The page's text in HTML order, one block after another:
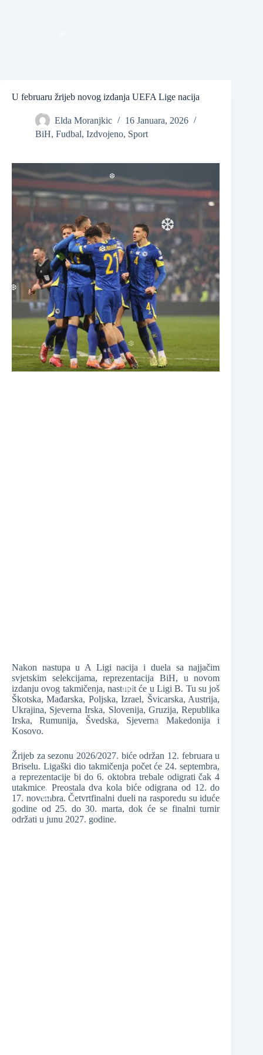
U februaru žrijeb novog izdanja UEFA Lige nacija
Elda Moranjkic
16 Januara, 2026
BiH, Fudbal, Izdvojeno, Sport
Nakon nastupa u A Ligi nacija i duela sa najjačim
svjetskim selekcijama, reprezentacija BiH, u novom
izdanju ovog takmičenja, nastupit će u Ligi B. Tu su još
Škotska, Mađarska, Poljska, Izrael, Švicarska, Austrija,
Ukrajina, Sjeverna Irska, Slovenija, Gruzija, Republika
Irska, Rumunija, Švedska, Sjeverna Makedonija i
Kosovo.
Žrijeb za sezonu 2026/2027. biće održan 12. februara u
Briselu. Ligaški dio takmičenja počet će 24. septembra,
a reprezentacije bi do 6. oktobra trebale odigrati čak 4
utakmice. Preostala dva kola biće odigrana od 12. do
17. novembra. Četvrtfinalni dueli na rasporedu su iduće
godine od 25. do 30. marta, dok će se finalni turnir
održati u junu 2027. godine.
❆
❆
❆
❆
❆
❆
❆